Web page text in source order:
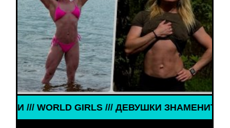
/// WORLD GIRLS /// ДЕВУШКИ